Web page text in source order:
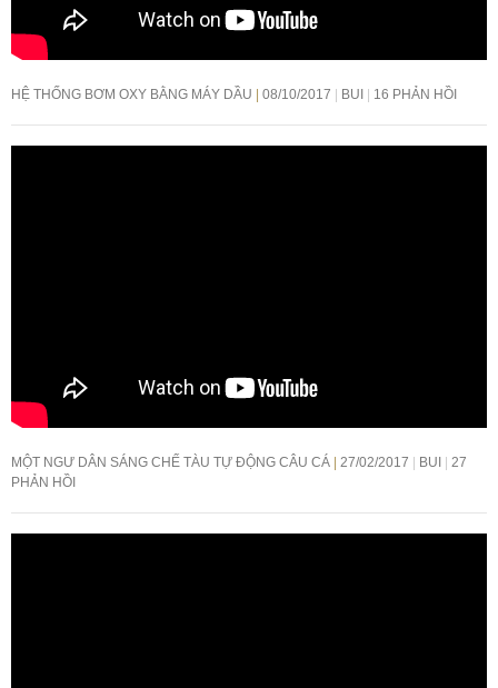
HỆ THỐNG BƠM OXY BẰNG MÁY DẦU 08/10/2017 BUI 16 PHẢN HỒI
MỘT NGƯ DÂN SÁNG CHẾ TÀU TỰ ĐỘNG CÂU CÁ 27/02/2017 BUI
27
PHẢN HỒI